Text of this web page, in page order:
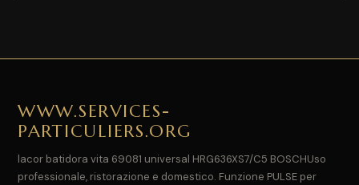
WWW.SERVICES-
PARTICULIERS.ORG
lacor batidora vita 69081 universal HRG636XS7/C5 BOSCHUso
professionale, ristorazione e domestico. Funzione PULSE per